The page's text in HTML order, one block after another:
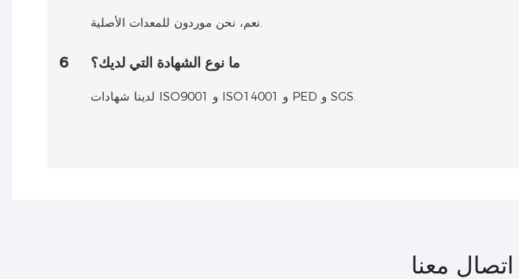
6 ما نوع الشهادة التي لديك؟
لدينا شهادات ISO9001 و ISO14001 و PED و SGS.
معنا